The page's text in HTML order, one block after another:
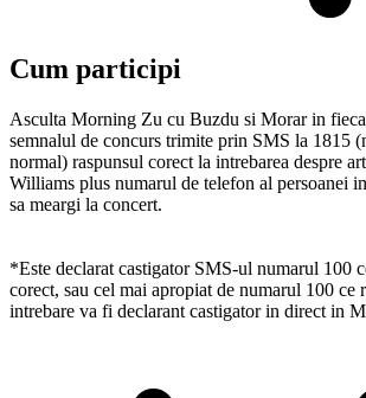
Cum participi
Asculta Morning Zu cu Buzdu si Morar in
semnalul de concurs trimite prin SMS la 1815
normal) raspunsul corect la intrebarea despre
Williams plus numarul de telefon al persoanei
sa meargi la concert.
*Este declarat castigator SMS-ul numarul 100
corect, sau cel mai apropiat de numarul 100 ce
intrebare va fi declarant castigator in direct in